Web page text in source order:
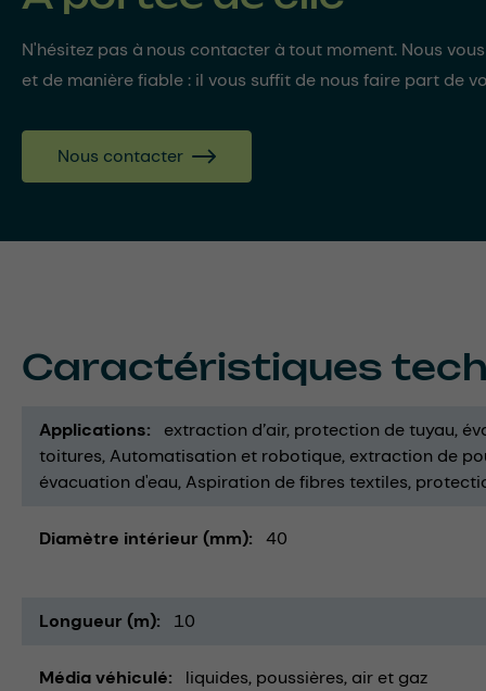
N'hésitez pas à nous contacter à tout moment. Nous
et de manière fiable : il vous suffit de nous faire part de
Nous contacter
Caractéristiques
Applications extraction d’air protection de tuyau
toitures Automatisation et robotique extraction de
évacuation d'eau Aspiration de fibres textiles
Diamètre intérieur (mm) 40
Longueur (m) 10
Média véhiculé liquides poussières air et gaz